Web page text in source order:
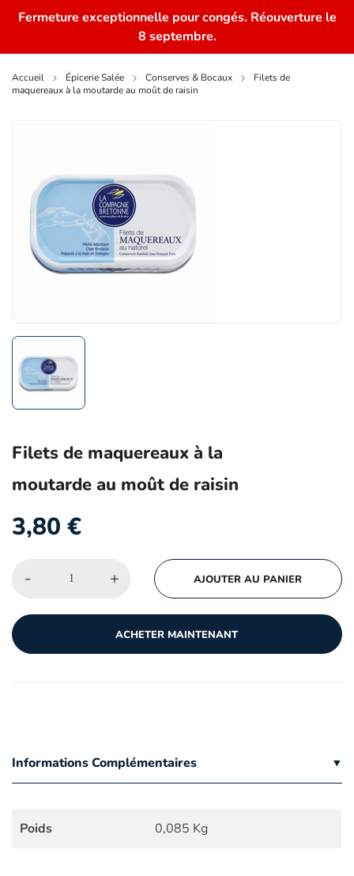
Fermeture exceptionnelle pour congés. Réouverture le
8 septembre.
Accueil Épicerie Salée Conserves & Bocaux
Filets de
maquereaux à la moutarde au moût de raisin
Filets de maquereaux à la
moutarde au moût de raisin
3,80 €
- + AJOUTER AU PANIER
ACHETER MAINTENANT
Informations Complémentaires
Poids 0,085 Kg